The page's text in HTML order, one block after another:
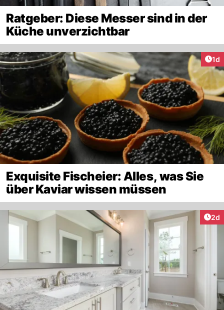
Ratgeber: Diese Messer sind in der
Küche unverzichtbar
1d
Exquisite Fischeier: Alles, was Sie
über Kaviar wissen müssen
2d